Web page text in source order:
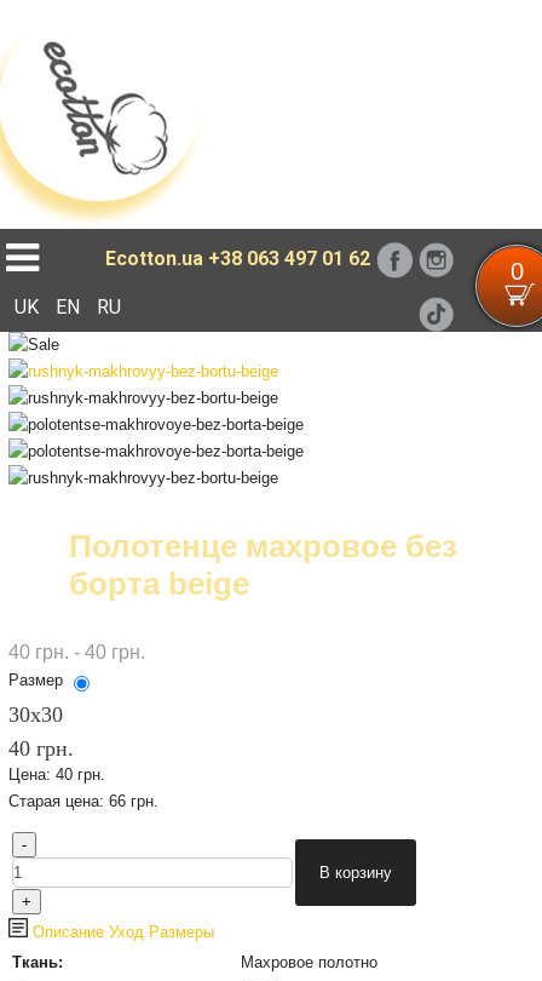
Ecotton.ua +38 063 497 01 62 0
UK EN RU
Полотенце махровое без
борта beige
40 грн. - 40 грн.
Размер
30х30
40 грн.
Цена: 40 грн.
Старая цена: 66 грн.
Описание Уход Размеры
Ткань:
Махровое полотно